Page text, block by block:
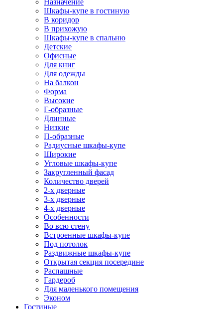
Назначение
Шкафы-купе в гостиную
В коридор
В прихожую
Шкафы-купе в спальню
Детские
Офисные
Для книг
Для одежды
На балкон
Форма
Высокие
Г-образные
Длинные
Низкие
П-образные
Радиусные шкафы-купе
Широкие
Угловые шкафы-купе
Закругленный фасад
Количество дверей
2-х дверные
3-х дверные
4-х дверные
Особенности
Во всю стену
Встроенные шкафы-купе
Под потолок
Раздвижные шкафы-купе
Открытая секция посередине
Распашные
Гардероб
Для маленького помещения
Эконом
Гостиные